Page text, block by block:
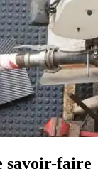
savoir-faire